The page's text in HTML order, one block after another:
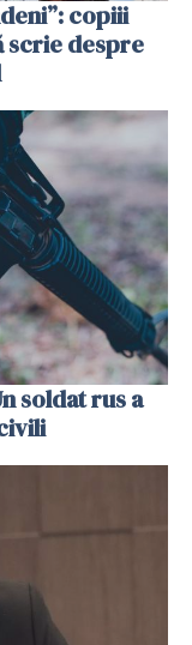
copiii
scrie despre
soldat rus a